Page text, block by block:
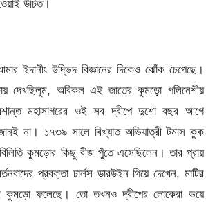
উচিত।
ইদানীং উদ্ভিদ বিজ্ঞানের দিকেও ঝোঁক চেপেছে।
দেখছিলুম, অবিকল এই জাতের কুমড়ো পলিনেশীয়
মহাসাগরের ওই সব দ্বীপে দুশো বছর আগে
না। ১৭৩৯ সালে বিখ্যাত অভিযাত্রী টমাস কুক
কুমড়োর কিছু বীজ পুঁতে এসেছিলেন। তার প্রায়
প্রবক্তা চার্লস ডারউইন গিয়ে দেখেন, মাটির
কুমড়ো ফলেছে। তো তখনও দ্বীপের লোকেরা ভয়ে